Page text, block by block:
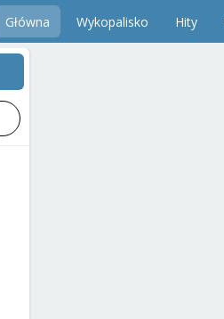
Główna Wykopalisko Hity